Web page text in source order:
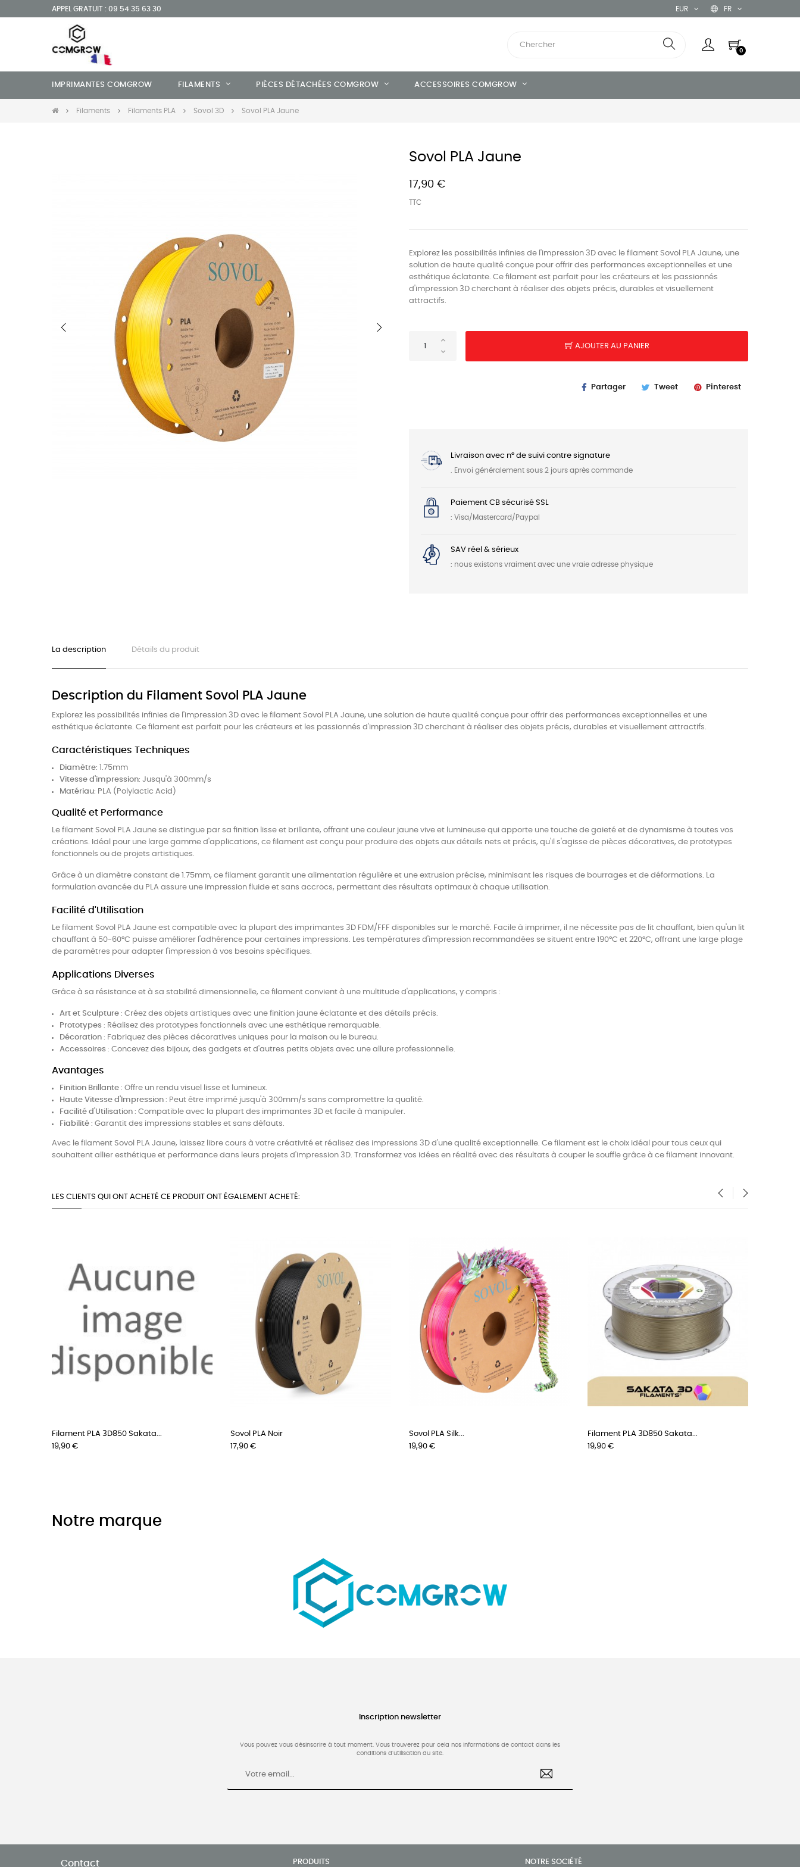
APPEL GRATUIT : 09 54 35 63 30 FR
EUR
0
IMPRIMANTES COMGROW FILAMENTS PIÈCES DÉTACHÉES COMGROW ACCESSOIRES COMGROW
Filaments Filaments PLA Sovol 3D Sovol PLA Jaune
Sovol PLA Jaune
17,90 €
TTC
Explorez les possibilités infinies de l'impression 3D avec le filament Sovol PLA Jaune, une
solution de haute qualité conçue pour offrir des performances exceptionnelles et une
esthétique éclatante. Ce filament est parfait pour les créateurs et les passionnés
d'impression 3D cherchant à réaliser des objets précis, durables et visuellement
attractifs.
AJOUTER AU PANIER
Partager Tweet Pinterest
Livraison avec n° de suivi contre signature
. Envoi généralement sous 2 jours après commande
Paiement CB sécurisé SSL
: Visa/Mastercard/Paypal
SAV réel & sérieux
: nous existons vraiment avec une vraie adresse physique
La description Détails du produit
Description du Filament Sovol PLA Jaune
Explorez les possibilités infinies de l'impression 3D avec le filament Sovol PLA Jaune, une solution de haute qualité conçue pour offrir des performances exceptionnelles et une
esthétique éclatante. Ce filament est parfait pour les créateurs et les passionnés d'impression 3D cherchant à réaliser des objets précis, durables et visuellement attractifs.
Caractéristiques Techniques
Diamètre: 1.75mm
Vitesse d'impression: Jusqu'à 300mm/s
Matériau: PLA (Polylactic Acid)
Qualité et Performance
Le filament Sovol PLA Jaune se distingue par sa finition lisse et brillante, offrant une couleur jaune vive et lumineuse qui apporte une touche de gaieté et de dynamisme à toutes vos
créations. Idéal pour une large gamme d'applications, ce filament est conçu pour produire des objets aux détails nets et précis, qu'il s'agisse de pièces décoratives, de prototypes
fonctionnels ou de projets artistiques.
Grâce à un diamètre constant de 1.75mm, ce filament garantit une alimentation régulière et une extrusion précise, minimisant les risques de bourrages et de déformations. La
formulation avancée du PLA assure une impression fluide et sans accrocs, permettant des résultats optimaux à chaque utilisation.
Facilité d'Utilisation
Le filament Sovol PLA Jaune est compatible avec la plupart des imprimantes 3D FDM/FFF disponibles sur le marché. Facile à imprimer, il ne nécessite pas de lit chauffant, bien qu'un lit
chauffant à 50-60°C puisse améliorer l'adhérence pour certaines impressions. Les températures d'impression recommandées se situent entre 190°C et 220°C, offrant une large plage
de paramètres pour adapter l'impression à vos besoins spécifiques.
Applications Diverses
Grâce à sa résistance et à sa stabilité dimensionnelle, ce filament convient à une multitude d'applications, y compris :
Art et Sculpture : Créez des objets artistiques avec une finition jaune éclatante et des détails précis.
Prototypes : Réalisez des prototypes fonctionnels avec une esthétique remarquable.
Décoration : Fabriquez des pièces décoratives uniques pour la maison ou le bureau.
Accessoires : Concevez des bijoux, des gadgets et d'autres petits objets avec une allure professionnelle.
Avantages
Finition Brillante : Offre un rendu visuel lisse et lumineux.
Haute Vitesse d'Impression : Peut être imprimé jusqu'à 300mm/s sans compromettre la qualité.
Facilité d'Utilisation : Compatible avec la plupart des imprimantes 3D et facile à manipuler.
Fiabilité : Garantit des impressions stables et sans défauts.
Avec le filament Sovol PLA Jaune, laissez libre cours à votre créativité et réalisez des impressions 3D d'une qualité exceptionnelle. Ce filament est le choix idéal pour tous ceux qui
souhaitent allier esthétique et performance dans leurs projets d'impression 3D. Transformez vos idées en réalité avec des résultats à couper le souffle grâce à ce filament innovant.
LES CLIENTS QUI ONT ACHETÉ CE PRODUIT ONT ÉGALEMENT ACHETÉ:
Filament PLA 3D850 Sakata...
Prix
19,90 €
Sovol PLA Noir
Prix
17,90 €
Sovol PLA Silk...
Prix
19,90 €
Filament PLA 3D850 Sakata...
Prix
19,90 €
Notre marque
Inscription newsletter
Vous pouvez vous désinscrire à tout moment. Vous trouverez pour cela nos informations de contact dans les
conditions d'utilisation du site.
Contact PRODUITS NOTRE SOCIÉTÉ